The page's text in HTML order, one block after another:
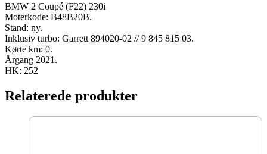
ny
antal
BMW 2 Coupé (F22) 230i
Moterkode: B48B20B.
Stand: ny.
Inklusiv turbo: Garrett 894020-02 // 9 845 815 03.
Kørte km: 0.
Årgang 2021.
HK: 252
Relaterede produkter